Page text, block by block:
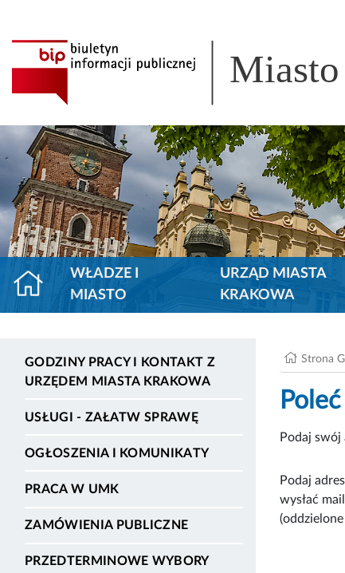
WŁADZE I
MIASTO
URZĄD MIASTA
KRAKOWA
GODZINY PRACY I KONTAKT Z
URZĘDEM MIASTA KRAKOWA
USŁUGI - ZAŁATW SPRAWĘ
OGŁOSZENIA I KOMUNIKATY
PRACA W UMK
ZAMÓWIENIA PUBLICZNE
PRZEDTERMINOWE WYBORY
Strona
Podaj swój
Podaj
wysłać mail